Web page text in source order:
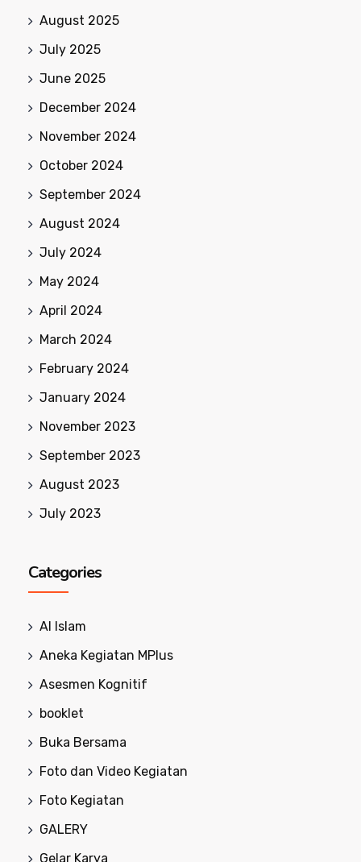
August 2025
July 2025
June 2025
December 2024
November 2024
October 2024
September 2024
August 2024
July 2024
May 2024
April 2024
March 2024
February 2024
January 2024
November 2023
September 2023
August 2023
July 2023
Categories
Al Islam
Aneka Kegiatan MPlus
Asesmen Kognitif
booklet
Buka Bersama
Foto dan Video Kegiatan
Foto Kegiatan
GALERY
Gelar Karya